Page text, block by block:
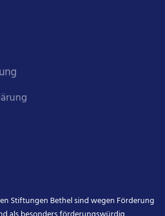
Stiftungen Bethel sind wegen Förderung